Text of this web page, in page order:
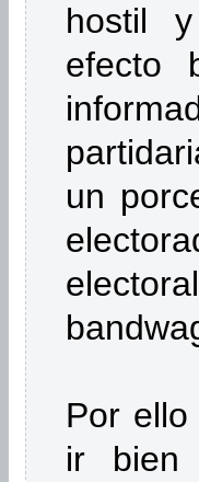
hostil
efecto
un
Por
ir bien